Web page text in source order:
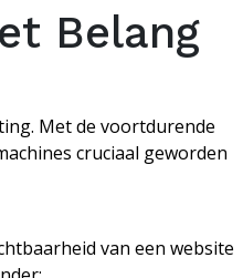
Belang
Met de voortdurende
cruciaal geworden
van een website